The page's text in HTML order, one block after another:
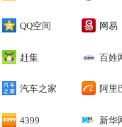
QQ空间 网易
赶集 百姓
汽车之家 阿里
4399 新华